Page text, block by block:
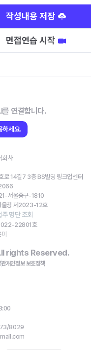
작성내용 저장
면접연습 시작
연결합니다.
하세요.
회사
로 14길7 3층 BS빌딩 링크업센터
서울중구-1810
울청 제2023-12호
명단 조회
22801호
rights Reserved.
개인정보 보호정책
8029